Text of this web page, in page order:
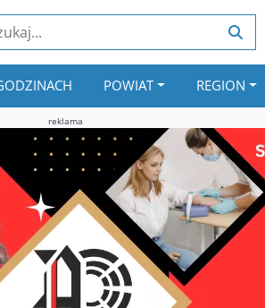
POWIAT REGION
reklama